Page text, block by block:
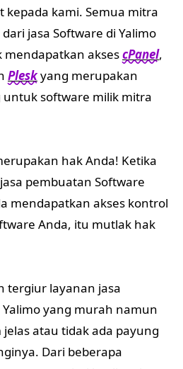
kami. Semua mitra
jasa Software di Yalimo
mendapatkan aksescPanel,
Pleskyang merupakan
software milik mitra
hak Anda! Ketika
pembuatan Software
mendapatkan akses kontrol
Anda, itu mutlak hak
tergiur layanan jasa
yang murah namun
atau tidak ada payung
Dari beberapa